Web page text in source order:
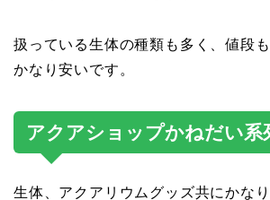
扱っている生体の種類も多く、値段
かなり安いです。
アクアショップかねだい系
生体、アクアリウムグッズ共にかな